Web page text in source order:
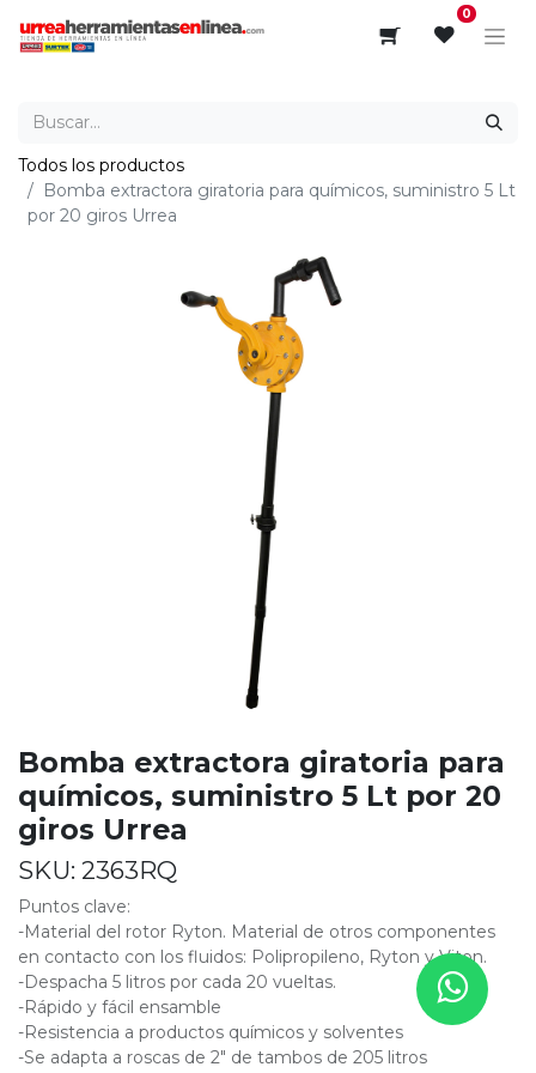
0
Todos los productos
Bomba extractora giratoria para químicos, suministro 5 Lt
por 20 giros Urrea
Bomba extractora giratoria para
químicos, suministro 5 Lt por 20
giros Urrea
SKU: 2363RQ
Puntos clave:
-Material del rotor Ryton. Material de otros componentes
en contacto con los fluidos: Polipropileno, Ryton y Viton.
-Despacha 5 litros por cada 20 vueltas.
-Rápido y fácil ensamble
-Resistencia a productos químicos y solventes
-Se adapta a roscas de 2" de tambos de 205 litros